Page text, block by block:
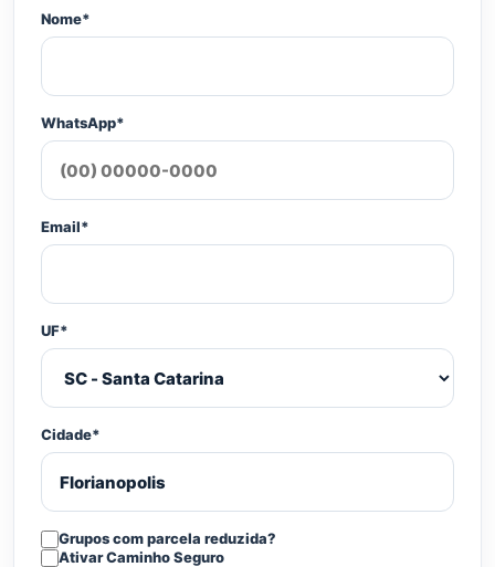
Nome*
WhatsApp*
Email*
UF*
Cidade*
Grupos com parcela reduzida?
Ativar Caminho Seguro